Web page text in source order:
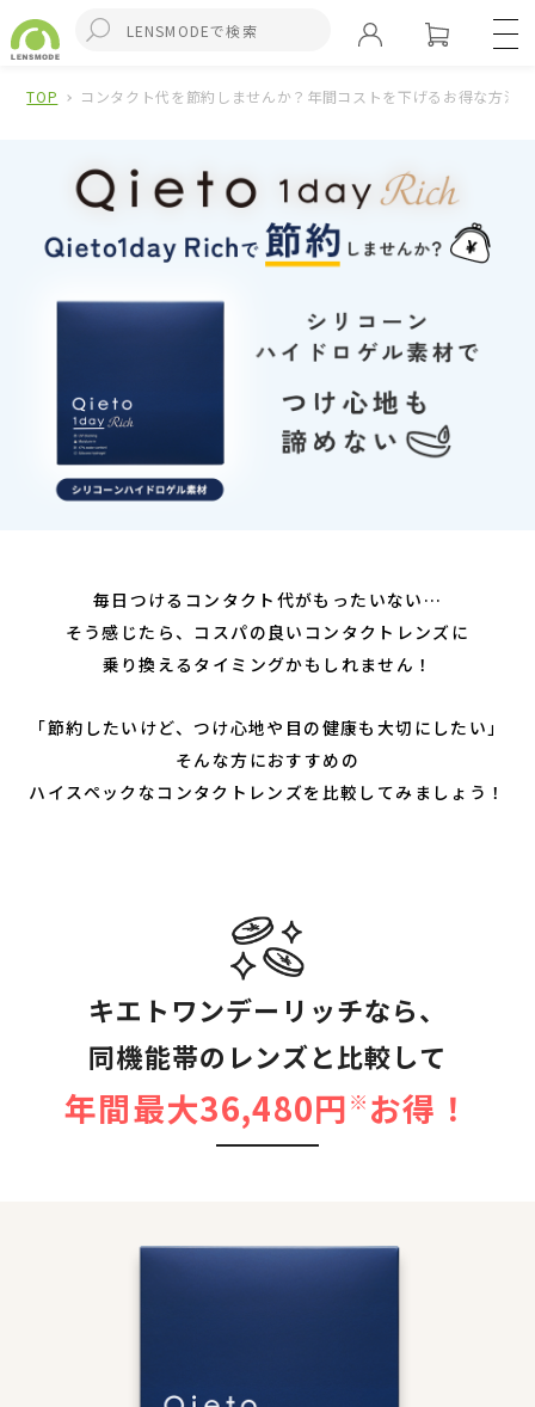
TOP コンタクト代を節約しませんか？年間コストを下げるお得な方法
毎日つけるコンタクト代がもったいない…
そう感じたら、コスパの良いコンタクトレンズに
乗り換えるタイミングかもしれません！
「節約したいけど、つけ心地や目の健康も大切にしたい」
そんな方におすすめの
ハイスペックなコンタクトレンズを比較してみましょう！
キエトワンデーリッチなら、
同機能帯のレンズと比較して
年間最大36,480円 ※ お得！